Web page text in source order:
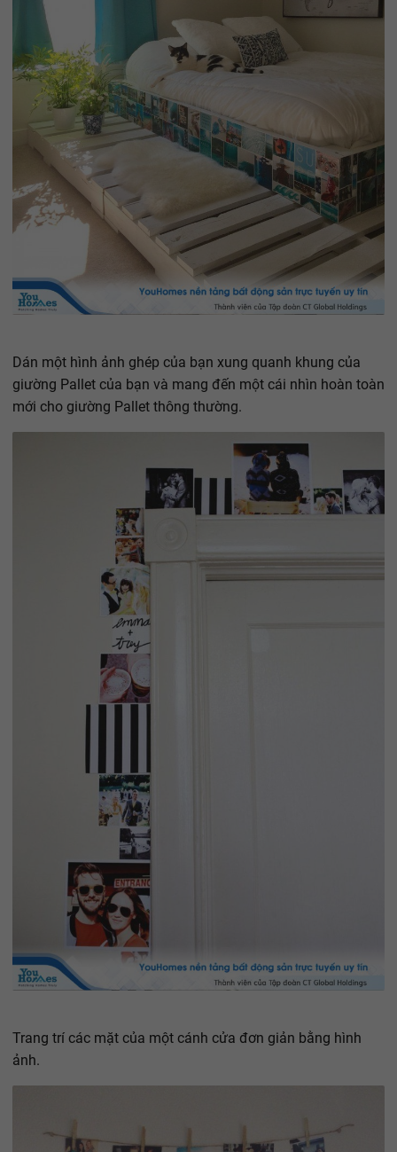
Dán một hình ảnh ghép của bạn xung quanh khung của
giường Pallet của bạn và mang đến một cái nhìn hoàn toàn
mới cho giường Pallet thông thường.
Trang trí các mặt của một cánh cửa đơn giản bằng hình
ảnh.